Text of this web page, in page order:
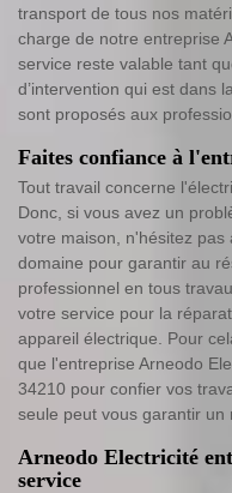
transport de tous nos
charge de notre entreprise
service reste valable tant
d’intervention qui est dans
sont proposés aux
Faites confiance à
Tout travail concerne
Donc, si vous avez un
votre maison, n'hésitez
domaine pour garantir au
professionnel en tous
votre service pour la
appareil électrique. Pour
que l'entreprise Arneodo
34210 pour confier vos
seule peut vous garantir un
Arneodo Electricité
service